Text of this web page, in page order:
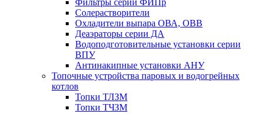
Солерастворители
Охладители выпара ОВА, ОВВ
Деаэраторы серии ДА
Водоподготовительные установки серии
ВПУ
Антинакипные установки АНУ
Топочные устройства паровых и водогрейных
котлов
Топки ТЛЗМ
Топки ТЧЗМ